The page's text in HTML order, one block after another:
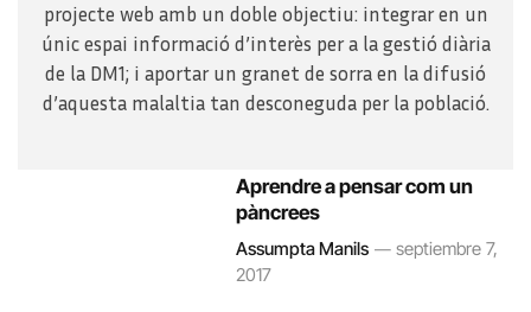
projecte web amb un doble objectiu: integrar en un
únic espai informació d’interès per a la gestió diària
de la DM1; i aportar un granet de sorra en la difusió
d’aquesta malaltia tan desconeguda per la població.
Aprendre a pensar com un
pàncrees
Assumpta Manils
septiembre 7,
2017